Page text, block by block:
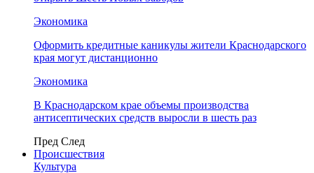
Экономика
Оформить кредитные каникулы жители Краснодарского
края могут дистанционно
Экономика
В Краснодарском крае объемы производства
антисептических средств выросли в шесть раз
Пред След
Происшествия
Культура